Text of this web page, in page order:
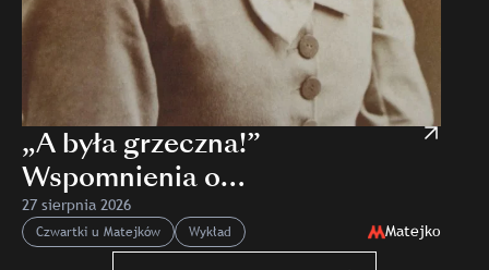
„A była grzeczna!”
Wspomnienia o
Modrzejewskiej
27 sierpnia 2026
Czwartki u Matejków
Wykład Matejko